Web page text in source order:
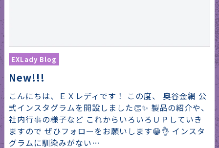
EXLady Blog
New!!!
こんにちは、ＥＸレディです！ この度、 奥谷金網 公
式インスタグラムを開設しました👏✨ 製品の紹介や、
社内行事の様子など これからいろいろＵＰしていき
ますので ぜひフォローをお願いします😁👌 インスタ
グラムに馴染みがない…